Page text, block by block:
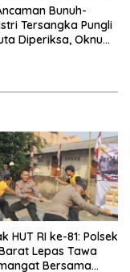
Bunuh-
Tersangka Pungli
Diperiksa, Oknum
HUT RI ke-81: Polsek
Lepas Tawa
Bersama